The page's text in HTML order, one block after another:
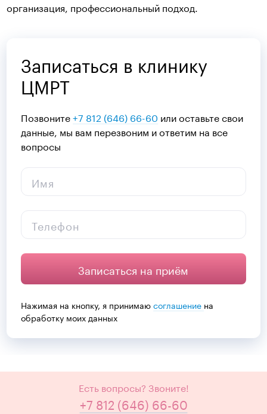
организация, профессиональный подход.
Записаться в клинику
ЦМРТ
Позвоните+7 812 (646) 66-60 или оставьте свои
данные, мы вам перезвоним и ответим на все
вопросы
Имя
Телефон
Записаться на приём
Нажимая на кнопку, я принимаюсоглашение на
обработку моих данных
Есть вопросы? Звоните!
+7 812 (646) 66-60